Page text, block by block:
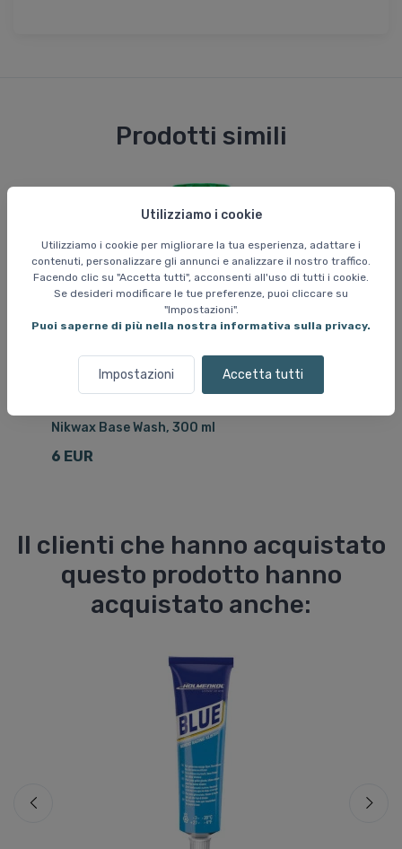
Utilizziamo i cookie
Utilizziamo i cookie per migliorare la tua esperienza, adattare i
contenuti, personalizzare gli annunci e analizzare il nostro traffico.
Facendo clic su "Accetta tutti", acconsenti all'uso di tutti i cookie.
Se desideri modificare le tue preferenze, puoi cliccare su
"Impostazioni".
Puoi saperne di più nella nostra informativa sulla privacy.
Impostazioni Accetta tutti
Prodotti simili
Nikwax Base Wash, 300 ml
6 EUR
Il clienti che hanno acquistato
questo prodotto hanno
acquistato anche: